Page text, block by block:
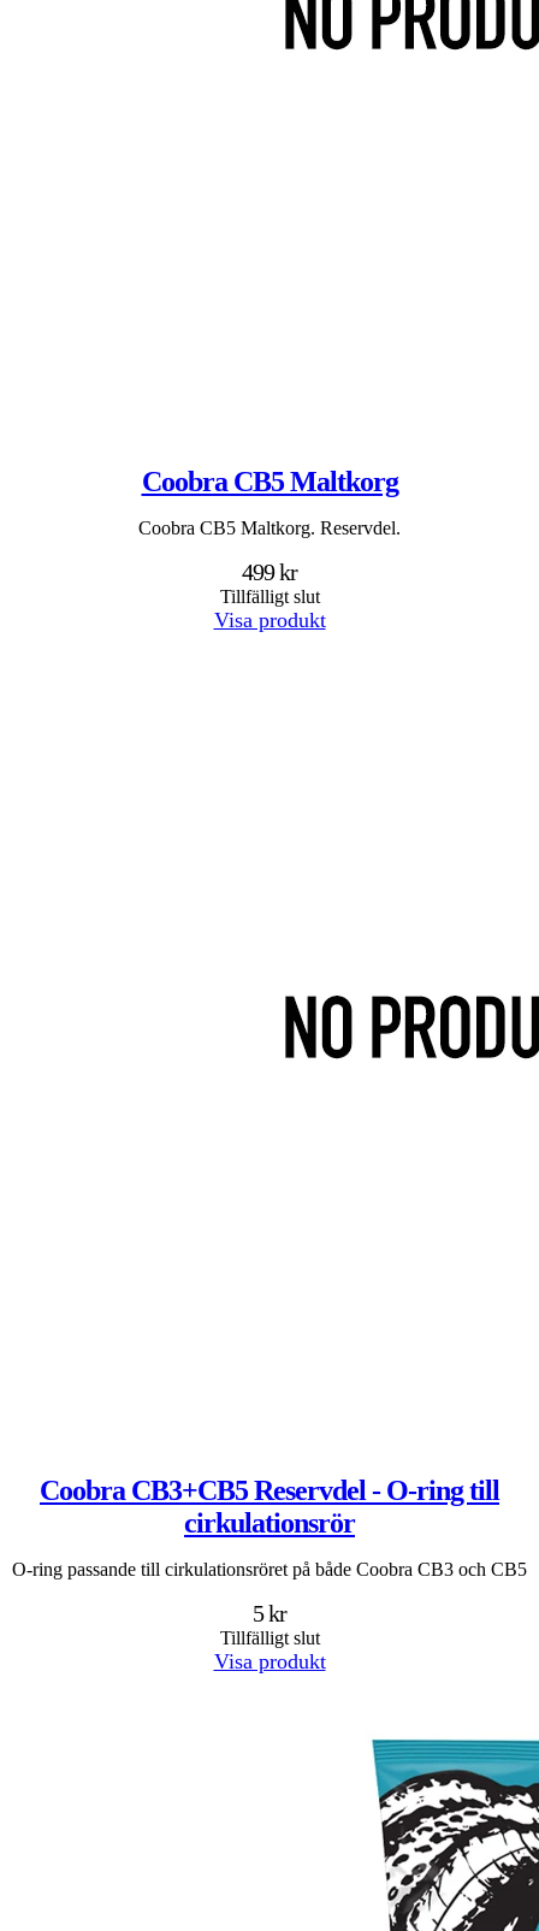
Coobra CB5 Maltkorg
Coobra CB5 Maltkorg. Reservdel.
499 kr
Tillfälligt slut
Visa produkt
Coobra CB3+CB5 Reservdel - O-ring till
cirkulationsrör
O-ring passande till cirkulationsröret på både Coobra CB3 och CB5
5 kr
Tillfälligt slut
Visa produkt